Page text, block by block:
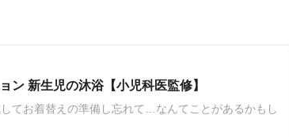
ン 新生児の沐浴【小児科医監修】
てお着替えの準備し忘れて…なんてことがあるかもし